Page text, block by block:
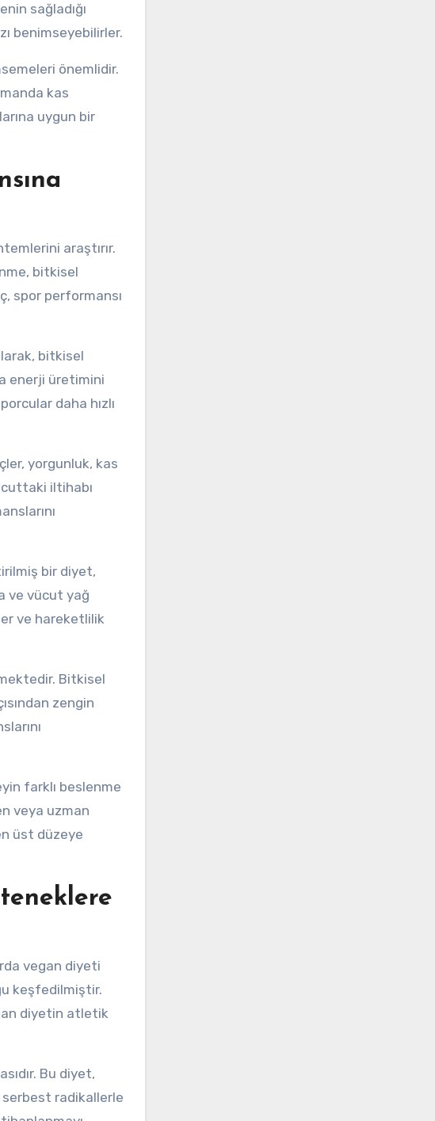
sağladığı
benimseyebilirler.
önemlidir.
kas
uygun bir
araştırır.
bitkisel
spor performansı
bitkisel
enerji üretimini
daha hızlı
yorgunluk, kas
iltihabı
bir diyet,
ve vücut yağ
ve hareketlilik
Bitkisel
zengin
farklı beslenme
veya uzman
üst düzeye
vegan diyeti
keşfedilmiştir.
diyetin atletik
Bu diyet,
serbest radikallerle